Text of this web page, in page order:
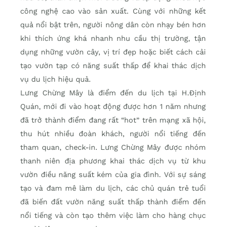
công nghệ cao vào sản xuất. Cùng với những kết
quả nổi bật trên, người nông dân còn nhạy bén hơn
khi thích ứng khá nhanh nhu cầu thị trường, tận
dụng những vườn cây, vị trí đẹp hoặc biết cách cải
tạo vườn tạp có năng suất thấp để khai thác dịch
vụ du lịch hiệu quả.
Lưng Chừng Mây là điểm đến du lịch tại H.Định
Quán, mới đi vào hoạt động được hơn 1 năm nhưng
đã trở thành điểm đang rất “hot” trên mạng xã hội,
thu hút nhiều đoàn khách, người nổi tiếng đến
tham quan, check-in. Lưng Chừng Mây được nhóm
thanh niên địa phương khai thác dịch vụ từ khu
vườn điều năng suất kém của gia đình. Với sự sáng
tạo và đam mê làm du lịch, các chủ quán trẻ tuổi
đã biến đất vườn năng suất thấp thành điểm đến
nổi tiếng và còn tạo thêm việc làm cho hàng chục